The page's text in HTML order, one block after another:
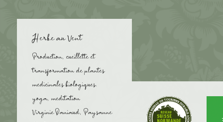
Herbe au Vent
Production, cueillette et
transformation de plantes
medicinales biologiques.
yoga, meditation
Virginie Daniaud, Paysanne